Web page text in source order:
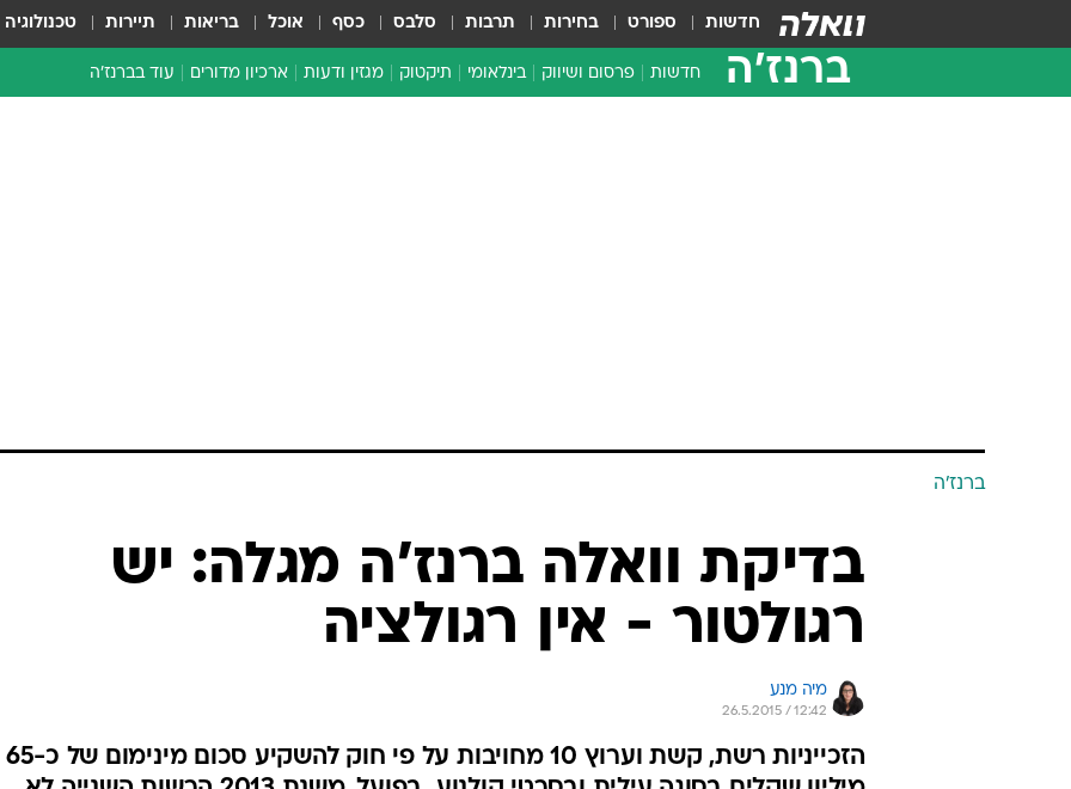
חדשות ספורט בחירות תרבות סלבס כסף אוכל בריאות תיירות טכנולוגיה
ברנז'ה חדשות פרסום ושיווק בינלאומי תיקטוק מגזין ודעות ארכיון מדורים עוד בברנז'ה
ברנז'ה
בדיקת וואלה ברנז'ה מגלה: יש
רגולטור - אין רגולציה
מיה מנע
26.5.2015 / 12:42
הזכייניות רשת, קשת וערוץ 10 מחויבות על פי חוק להשקיע סכום מינימום של כ-65